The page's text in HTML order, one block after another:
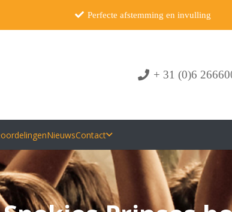
Perfecte afstemming en invulling
+ 31 (0)6
NieuwsContact